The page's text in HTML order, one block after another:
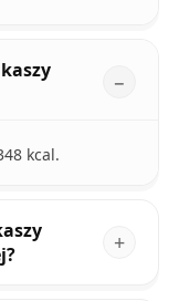
kcal.